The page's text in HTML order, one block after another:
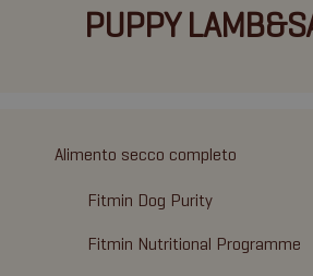
PUPPY
Alimento secco completo
Fitmin Dog Purity
Fitmin Nutritional Programme